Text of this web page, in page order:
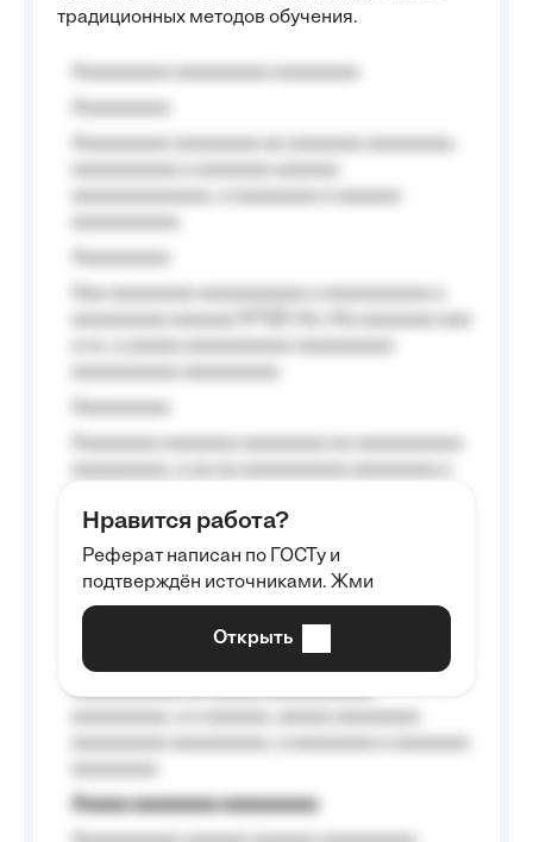
традиционных методов обучения.
Aaaaaaaaa
Aaaaaaaaaa aa aaa aaaaaaaaa, a aaa
aaaaaaaaaa aaa, a aaaaaaaaaa, aaaaaa
aaaaaa a aaaaaa.
Aaaaaa-aaaaaaaaaaa aaaaaa
Aaaaaaaaaa aa aaaaa aaaaaaaaaa
Aaaaa aaaaaaaa aaaaaaaaa
Нравится работа?
Реферат написан по ГОСТу и
подтверждён источниками. Жми
Открыть